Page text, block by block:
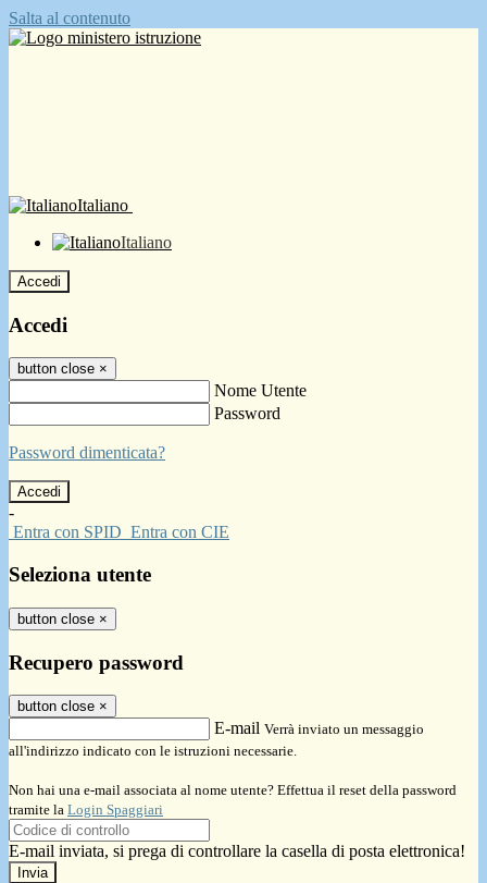
Salta al contenuto
Italiano
Italiano
Accedi
Accedi
button close ×
Nome Utente
Password
Password dimenticata?
-
Entra con SPID Entra con CIE
Seleziona utente
button close ×
Recupero password
button close ×
E-mail Verrà inviato un messaggio
all'indirizzo indicato con le istruzioni necessarie.
Non hai una e-mail associata al nome utente? Effettua il reset della password
tramite la Login Spaggiari
E-mail inviata, si prega di controllare la casella di posta elettronica!